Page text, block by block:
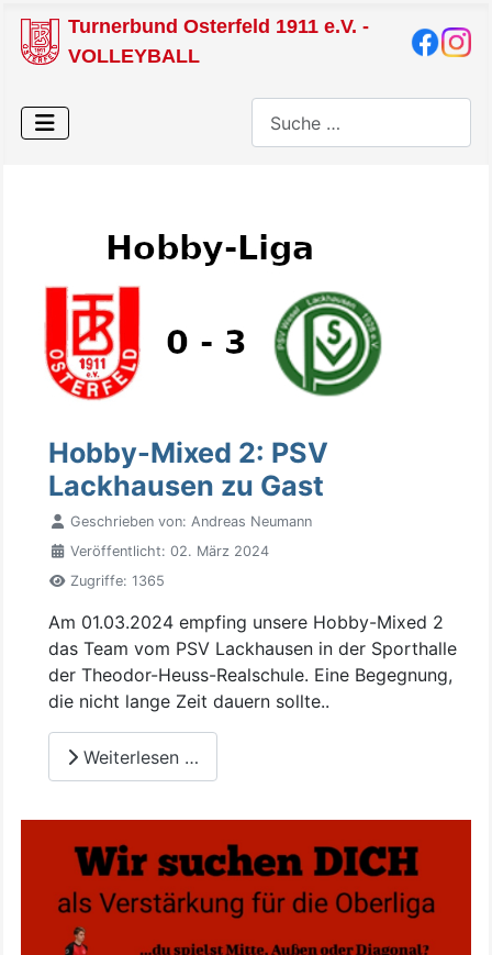
Turnerbund Osterfeld 1911 e.V. -
VOLLEYBALL
Hobby-Mixed 2: PSV
Lackhausen zu Gast
Geschrieben von: Andreas Neumann
Veröffentlicht: 02. März 2024
Zugriffe: 1365
Am 01.03.2024 empfing unsere Hobby-Mixed 2
das Team vom PSV Lackhausen in der Sporthalle
der Theodor-Heuss-Realschule. Eine Begegnung,
die nicht lange Zeit dauern sollte..
Weiterlesen …